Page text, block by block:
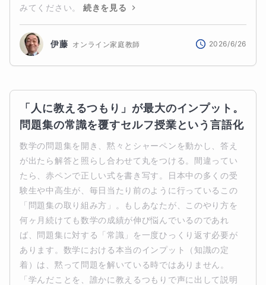
みてください。
続きを見る
伊藤 オンライン家庭教師 2026/6/26
「人に教えるつもり」が最大のインプット。
問題集の常識を覆すセルフ授業という言語化
数学の問題集を開き、黙々とシャーペンを動かし、答え
が出たら解答と照らし合わせて丸をつける。間違ってい
たら、赤ペンで正しい式を書き写す。日本中の多くの受
験生や中高生が、毎日当たり前のように行っているこの
「問題集の取り組み方」。もしあなたが、このやり方を
何ヶ月続けても数学の成績が伸び悩んでいるのであれ
ば、問題集に対する「常識」を一度ひっくり返す必要が
あります。数学における本当のインプット（知識の定
着）は、黙って問題を解いている時ではありません。
「学んだことを、誰かに教えるつもりで声に出して説明